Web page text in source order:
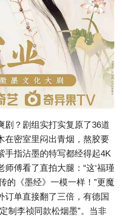
？剧组实打实复原了36道
在密室里闷出青烟，熬胶要
手指沾墨的特写都经得起4K
傅看了直拍大腿：“这‘福瑾
的《墨经》一模一样！”更魔
订单直接翻了三倍，有德国
制李祯同款松烟墨”。当非